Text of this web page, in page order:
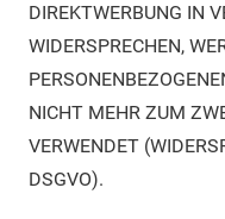
DIREKTWERBUNG IN
WIDERSPRECHEN,
NICHT MEHR ZUM
VERWENDET
DSGVO).